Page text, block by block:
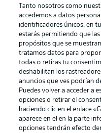
Publicidad
Gestionar las preferencias
Canales
Jugadores
Sello Editorial
Tanto nosotros como
accedemos a datos
identificadores únicos, en
estarás permitiendo que
propósitos que se
tratamos datos para
todas o retiras tu
deshabilitan los
anuncios que ves podrían
Puedes volver a acceder a
opciones o retirar el
haciendo clic en el enlace
aparece en el en la parte
opciones tendrán efecto